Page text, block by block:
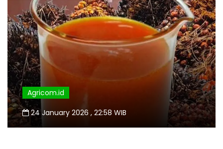
Agricom.id
24 January 2026 , 22:58 WIB